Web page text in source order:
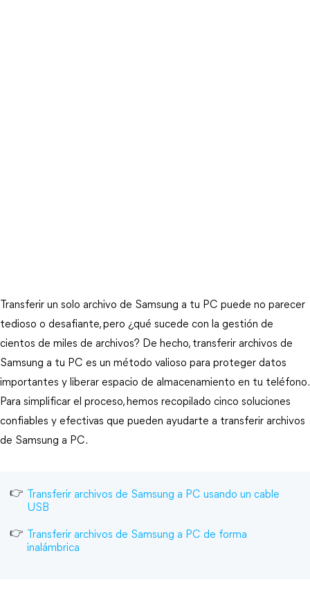
Transferir un solo archivo de Samsung a tu PC puede no parecer
tedioso o desafiante, pero ¿qué sucede con la gestión de
cientos de miles de archivos? De hecho, transferir archivos de
Samsung a tu PC es un método valioso para proteger datos
importantes y liberar espacio de almacenamiento en tu teléfono.
Para simplificar el proceso, hemos recopilado cinco soluciones
confiables y efectivas que pueden ayudarte a transferir archivos
de Samsung a PC.
Transferir archivos de Samsung a PC usando un cable
USB
Transferir archivos de Samsung a PC de forma
inalámbrica